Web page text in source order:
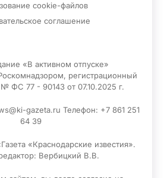
cookie-файлов
соглашение
«В активном отпуске»
регистрационный
77 - 90143 от 07.10.2025 г.
gazeta.ru Телефон: +7 861 251
64 39
«Краснодарские известия».
Вербицкий В.В.